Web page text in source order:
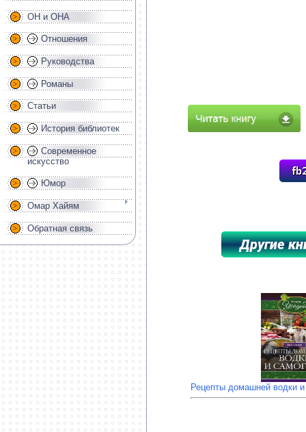
ОН и ОНА
Отношения
Руководства
Романы
Статьи
История библиотек
Современное
искусство
Юмор
Омар Хайям
Обратная связь
Рецепты домашней водки